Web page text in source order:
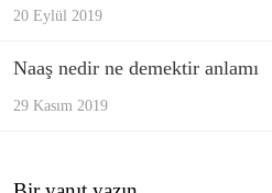
20 Eylül 2019
Naaş nedir ne demektir anlamı
29 Kasım 2019